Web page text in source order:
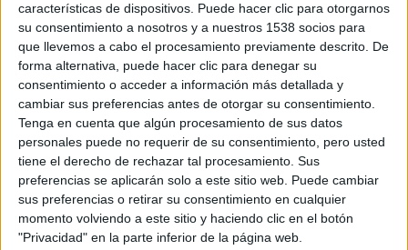
características de dispositivos. Puede hacer clic para otorgarnos
su consentimiento a nosotros y a nuestros 1538 socios para
que llevemos a cabo el procesamiento previamente descrito. De
forma alternativa, puede hacer clic para denegar su
consentimiento o acceder a información más detallada y
cambiar sus preferencias antes de otorgar su consentimiento.
Tenga en cuenta que algún procesamiento de sus datos
personales puede no requerir de su consentimiento, pero usted
tiene el derecho de rechazar tal procesamiento. Sus
preferencias se aplicarán solo a este sitio web. Puede cambiar
sus preferencias o retirar su consentimiento en cualquier
momento volviendo a este sitio y haciendo clic en el botón
"Privacidad" en la parte inferior de la página web.
En esta nueva entrega, Eggsy y Merlín viajarán hasta los
Estados Unidos, donde encontrarán la versión americana
de su propia organización Kingsman, que está dirigida por
un cowboy fanfarrón.
20th Century Foxestrenará esta nueva entrega en Estados
Unidos el 16 de junio de 2017, y confían repetir el éxito de
la primera película, que recaudó 414,4 millones de dólares
en la taquilla de todo el mundo en 2015.